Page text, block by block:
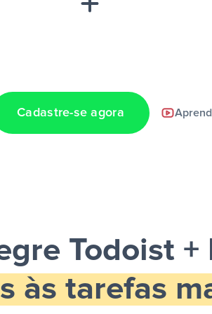
notificação ser
Cadastre-se agora
Todoist
às tarefas